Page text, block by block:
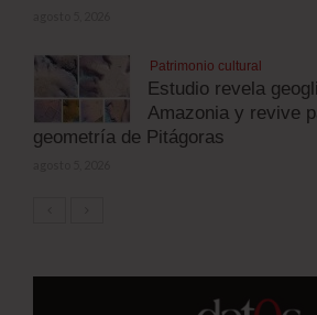
Patrimonio cultural
Estudio revela
Amazonia y revive
geometría de Pitágoras